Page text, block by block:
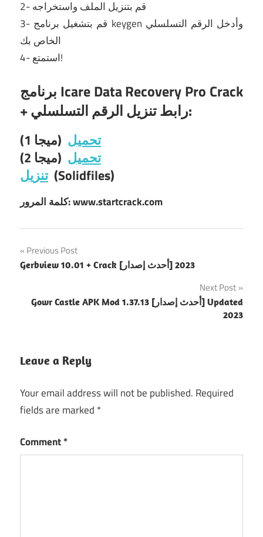
2- قم بتنزيل الملف واستخراجه
3- قم بتشغيل برنامج keygen وأدخل الرقم التسلسلي
الخاص بك
4- استمتع!
برنامج Icare Data Recovery Pro Crack
+ رابط تنزيل الرقم التسلسلي:
تحميل (ميجا 1)
تحميل (ميجا 2)
تنزيل(Solidfiles)
كلمة المرور: www.startcrack.com
Post
navigation
Previous Post
Gerbview 10.01 + Crack [أحدث إصدار] 2023
Next Post
Gowr Castle APK Mod 1.37.13 [أحدث إصدار] Updated
2023
Leave a Reply
Your email address will not be published. Required
fields are marked *
Comment*